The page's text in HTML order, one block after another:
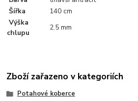
Šířka
140 cm
Výška
chlupu
2.5 mm
Zboží zařazeno v kategoriích
Potahové koberce